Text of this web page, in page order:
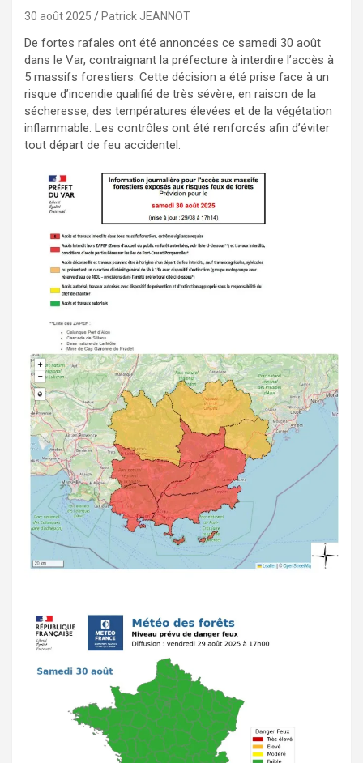
30 août 2025 Patrick JEANNOT
De fortes rafales ont été annoncées ce samedi 30 août
dans le Var, contraignant la préfecture à interdire l’accès à
5 massifs forestiers. Cette décision a été prise face à un
risque d’incendie qualifié de très sévère, en raison de la
sécheresse, des températures élevées et de la végétation
inflammable. Les contrôles ont été renforcés afin d’éviter
tout départ de feu accidentel.